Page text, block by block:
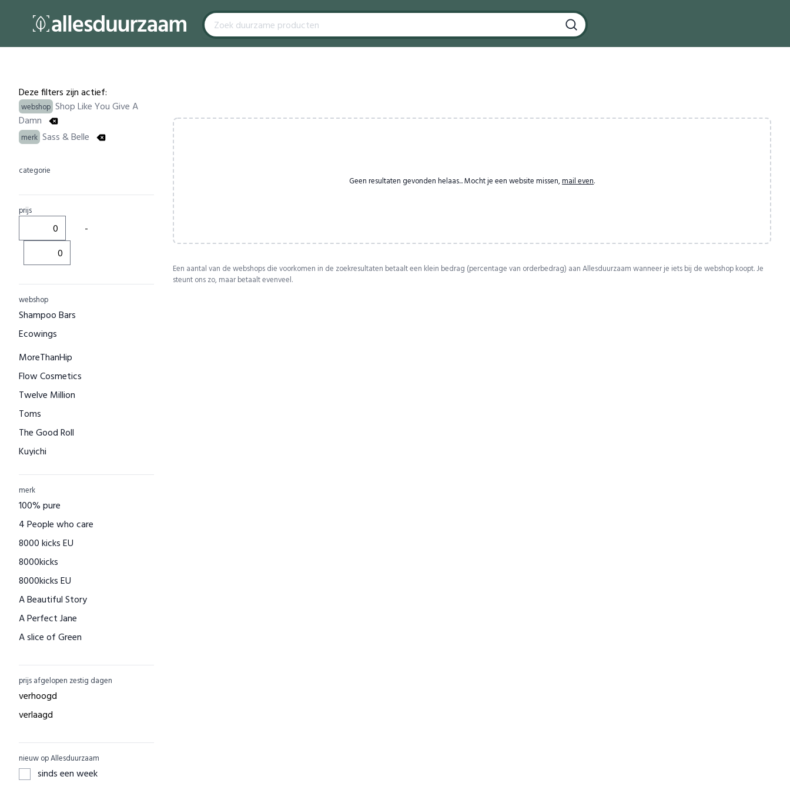
Filters
Deze filters zijn actief:
webshop Shop Like You Give A
Damn
merk Sass & Belle
categorie
prijs
-
webshop
Shampoo Bars
Ecowings
MoreThanHip
Flow Cosmetics
Twelve Million
Toms
The Good Roll
Kuyichi
Bamigo
CAYBOO
Green Jump
Houtenspeelgoed-shop.nl
Menstruatiecups.nl
Natural Heroes
Waschbär
Big Green Smile
Little Indians
GreenPicnic
Nature's Gift
Dille & Kamille
ZO Schoon
Yarrah
merk
100% pure
4 People who care
8000 kicks EU
8000kicks
8000kicks EU
A Beautiful Story
A Perfect Jane
A slice of Green
ACBC
ACE
ADUH
AGAZI
prijs afgelopen zestig dagen
verhoogd
verlaagd
nieuw op Allesduurzaam
sinds een week
Geen resultaten gevonden helaas... Mocht je een website missen,mail even.
Een aantal van de webshops die voorkomen in de zoekresultaten betaalt een klein bedrag (percentage van orderbedrag) aan Allesduurzaam wanneer je iets bij de webshop koopt. Je
steunt ons zo, maar betaalt evenveel.